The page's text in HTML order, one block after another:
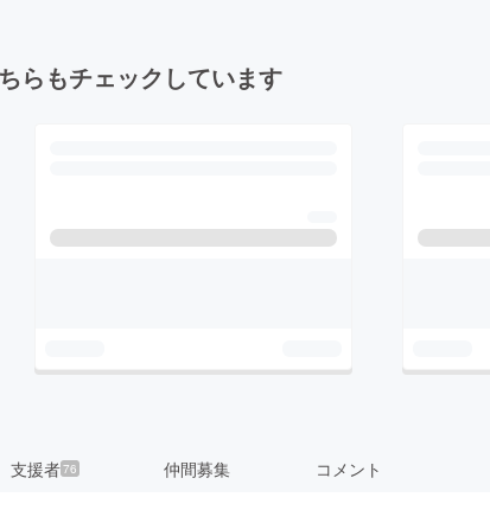
らもチェックしています
支援者76 仲間募集 コメント